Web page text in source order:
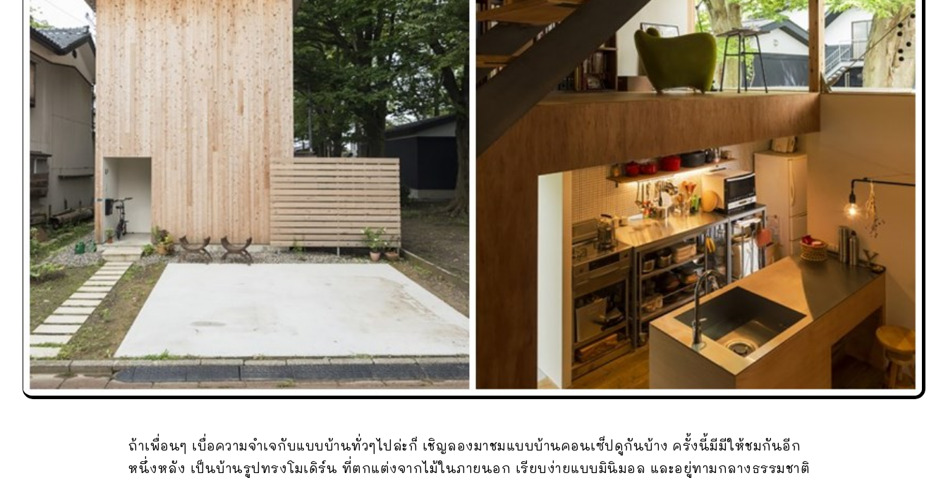
ถ้าเพื่อนๆ เบื่อความจำเจกับแบบบ้านทั่วๆไปล่ะก็ เชิญลองมาชมแบบบ้านคอนเซ็ปดูกันบ้าง ครั้งนี้มีมีให้ชมกันอีก
หนึ่งหลัง เป็นบ้านรูปทรงโมเดิร์น ที่ตกแต่งจากไม้ในภายนอก เรียบง่ายแบบมินิมอล และอยู่ทามกลางธรรมชาติ